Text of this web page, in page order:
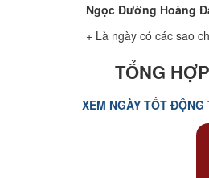
Ngọc Đường Hoàng
+ Là ngày có các sao
TỔNG
XEM NGÀY TỐT